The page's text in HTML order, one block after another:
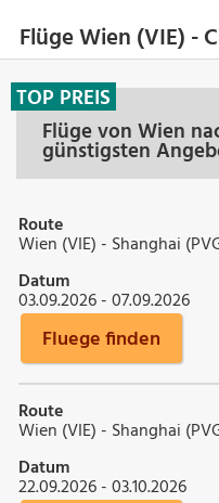
Flüge Wien (VIE) -
Flüge von Wien
günstigsten
TOP PREIS
Route
Wien (VIE) - Shanghai
Datum
03.09.2026 - 07.09.2026
Fluege finden
Route
Wien (VIE) - Shanghai
Datum
22.09.2026 - 03.10.2026